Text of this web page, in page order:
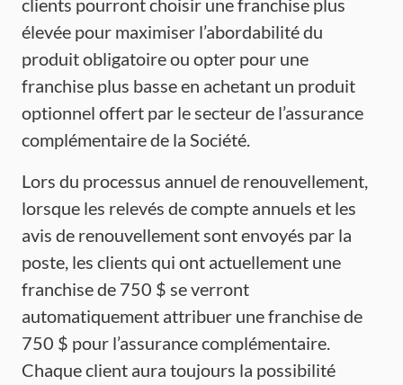
clients pourront choisir une franchise plus
élevée pour maximiser l’abordabilité du
produit obligatoire ou opter pour une
franchise plus basse en achetant un produit
optionnel offert par le secteur de l’assurance
complémentaire de la Société.
Lors du processus annuel de renouvellement,
lorsque les relevés de compte annuels et les
avis de renouvellement sont envoyés par la
poste, les clients qui ont actuellement une
franchise de 750 $ se verront
automatiquement attribuer une franchise de
750 $ pour l’assurance complémentaire.
Chaque client aura toujours la possibilité